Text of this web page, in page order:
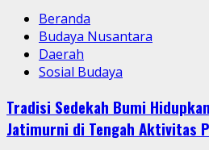
Beranda
Budaya Nusantara
Daerah
Sosial Budaya
Tradisi Sedekah Bumi
Jatimurni di Tengah Aktivitas